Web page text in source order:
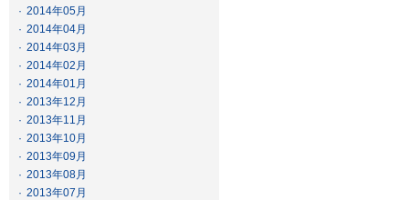
· 2014年05月
· 2014年04月
· 2014年03月
· 2014年02月
· 2014年01月
· 2013年12月
· 2013年11月
· 2013年10月
· 2013年09月
· 2013年08月
· 2013年07月